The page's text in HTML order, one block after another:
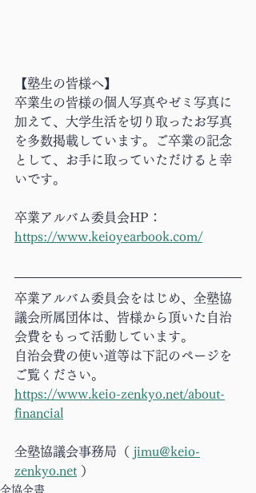
【塾生の皆様へ】
卒業生の皆様の個人写真やゼミ写真に
加えて、大学生活を切り取ったお写真
を多数掲載しています。ご卒業の記念
として、お手に取っていただけると幸
いです。
卒業アルバム委員会HP：
https://www.keioyearbook.com/
卒業アルバム委員会をはじめ、全塾協
議会所属団体は、皆様から頂いた自治
会費をもって活動しています。
自治会費の使い道等は下記のページを
ご覧ください。
https://www.keio-zenkyo.net/about-
financial
全塾協議会事務局（ jimu@keio-
zenkyo.net ）
全協全書